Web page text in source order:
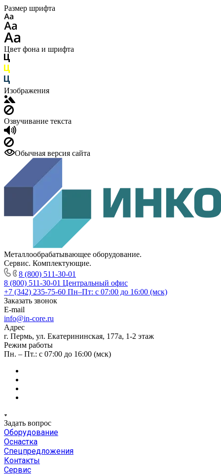
Размер шрифта
Цвет фона и шрифта
Изображения
Озвучивание текста
Обычная версия сайта
Металлообрабатывающее оборудование.
Сервис. Комплектующие.
8 (800) 511-30-01
8 (800) 511-30-01 Центральный офис
+7 (342) 235-75-60 Пн–Пт: с 07:00 до 16:00 (мск)
Заказать звонок
E-mail
info@in-core.ru
Адрес
г. Пермь, ул. ​Екатерининская, 177а, ​1-2 этаж
Режим работы
Пн. – Пт.: с 07:00 до 16:00 (мск)
Задать вопрос
Оборудование
Оснастка
Спецпредложения
Контакты
Сервис